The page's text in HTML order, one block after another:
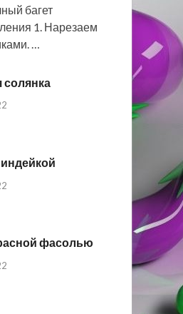
багет
1. Нарезаем
…
фасолью